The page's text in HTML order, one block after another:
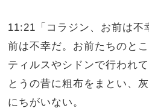
11:21「コラジン、お前は不
前は不幸だ。お前たちのと
ティルスやシドンで行われ
とうの昔に粗布をまとい、
にちがいない。